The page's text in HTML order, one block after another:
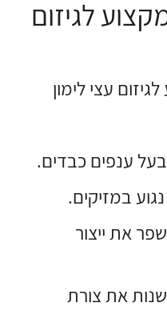
לגיזום
עצי לימון
ענפים כבדים.
במזיקים.
את ייצור
את צורת